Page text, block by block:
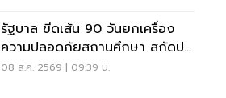
รัฐบาล ขีดเส้น 90 วันยกเครื่อง
ความปลอดภัยสถานศึกษา สกัดปม
บูลลี่
08 ส.ค. 2569 | 09:39 น.